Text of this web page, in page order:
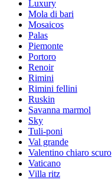
Luxury
Mola di bari
Mosaicos
Palas
Piemonte
Portoro
Renoir
Rimini
Rimini fellini
Ruskin
Savanna marmol
Sky
Tuli-poni
Val grande
Valentino chiaro scuro
Vaticano
Villa ritz